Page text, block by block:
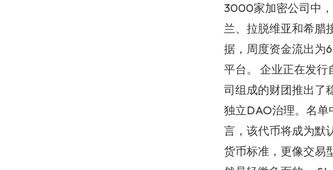
3000家加密公司中
兰、拉脱维亚和希
据，周度资金流出为
平台。 企业正在发
司组成的财团推出了
独立DAO治理。名单
言，该代币将成为默
货币标准，更像交易